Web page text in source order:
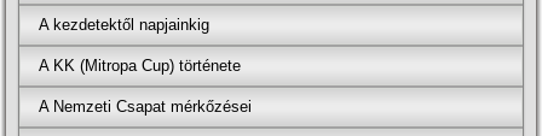
A kezdetektől napjainkig
A KK (Mitropa Cup) története
A Nemzeti Csapat mérkőzései